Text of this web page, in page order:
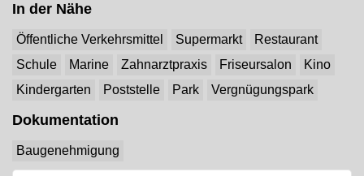
In der Nähe
Öffentliche Verkehrsmittel Supermarkt
Restaurant
Schule
Marine Zahnarztpraxis Friseursalon
Kino
Kindergarten
Poststelle Park Vergnügungspark
Dokumentation
Baugenehmigung